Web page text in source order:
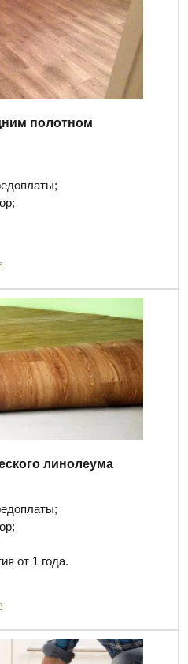
полотном
линолеума
от 1 года.